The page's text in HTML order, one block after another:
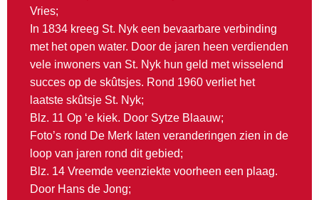
Vries;
In 1834 kreeg St. Nyk een bevaarbare verbinding
met het open water. Door de jaren heen verdienden
vele inwoners van St. Nyk hun geld met wisselend
succes op de skûtsjes. Rond 1960 verliet het
laatste skûtsje St. Nyk;
Blz. 11 Op ‘e kiek. Door Sytze Blaauw;
Foto’s rond De Merk laten veranderingen zien in de
loop van jaren rond dit gebied;
Blz. 14 Vreemde veenziekte voorheen een plaag.
Door Hans de Jong;